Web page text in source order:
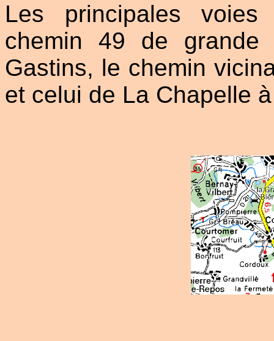
Les principales
chemin 49 de grande
Gastins, le chemin
et celui de La Chapelle